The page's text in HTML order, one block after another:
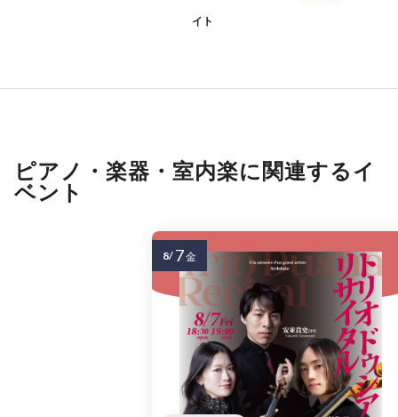
イト
ピアノ・楽器・室内楽に関連するイ
ベント
8/ 7金